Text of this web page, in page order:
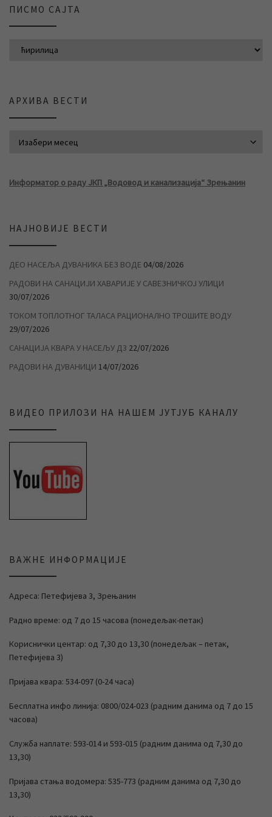
ПИСМО САЈТА
АРХИВА ВЕСТИ
Информатор о раду ЈКП „Водовод и канализација“ Зрењанин
НАЈНОВИЈЕ ВЕСТИ
ДЕО НАСЕЉА ДУВАНИКА БЕЗ ВОДЕ 04/08/2026
РАДОВИ НА САНАЦИЈИ ХАВАРИЈЕ У САВЕЗНИЧКОЈ УЛИЦИ
30/07/2026
ТОКОМ ТОПЛОТНОГ ТАЛАСА РАЦИОНАЛНО ТРОШИТЕ ВОДУ
29/07/2026
САНАЦИЈА КВАРА У НАСЕЉУ Д3 22/07/2026
РАДОВИ НА ДУВАНИЦИ 14/07/2026
ВИДЕО ПРИЛОЗИ НА НАШЕМ ЈУТЈУБ КАНАЛУ
ВАЖНЕ ИНФОРМАЦИЈЕ
Адреса: Петефијева 3, Зрењанин
Радно време: од 7 до 15 часова (понедељак-петак)
Кориснички центар: од 7,30 до 13,30 (понедељак – петак,
Петефијева 3)
Пријава квара: 534-097 (0-24 часа)
Бесплатна инфо линија: 0800/024-023 (радним данима од 7 до 15
часова)
Служба наплате: 593-014 и 593-015 (радним данима од 7,30 до
13,30)
Пријава стања водомера: 535-773 (радним данима од 7,30 до
13,30)